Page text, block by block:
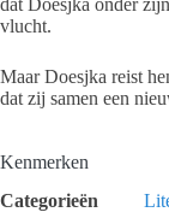
vlucht.
Maar Doesjka reist
dat zij samen een
Kenmerken
Categorieën